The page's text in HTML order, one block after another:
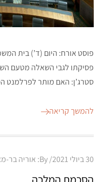
פוסט אורח: היום (ד’) בית
פסיקתו לגבי השאלה מטעם
סטרג’ן: האם מותר לפרלמנט
להמשך קריאה
Posted
30 ביולי 2021 By: אוריה בר-